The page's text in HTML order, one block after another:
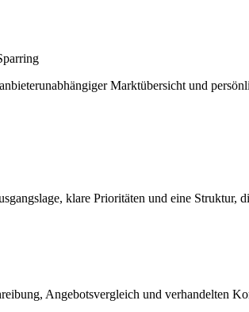
Marktübersicht und
klare Prioritäten und eine Struktur,
Angebotsvergleich und verhandelten